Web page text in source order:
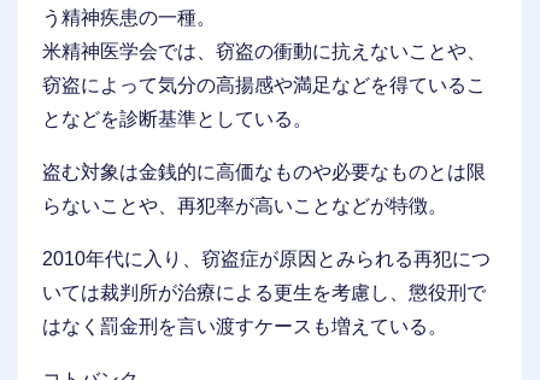
う精神疾患の一種。
米精神医学会では、窃盗の衝動に抗えないことや、
窃盗によって気分の高揚感や満足などを得ているこ
となどを診断基準としている。
盗む対象は金銭的に高価なものや必要なものとは限
らないことや、再犯率が高いことなどが特徴。
2010年代に入り、窃盗症が原因とみられる再犯につ
いては裁判所が治療による更生を考慮し、懲役刑で
はなく罰金刑を言い渡すケースも増えている。